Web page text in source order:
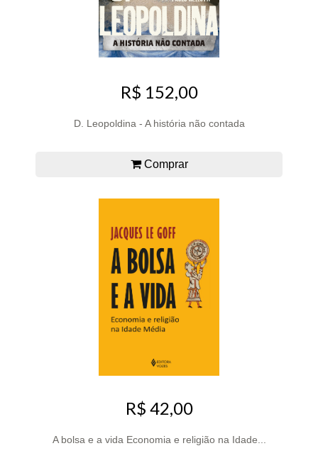
R$ 152,00
D. Leopoldina - A história não contada
Comprar
R$ 42,00
A bolsa e a vida Economia e religião na Idade...